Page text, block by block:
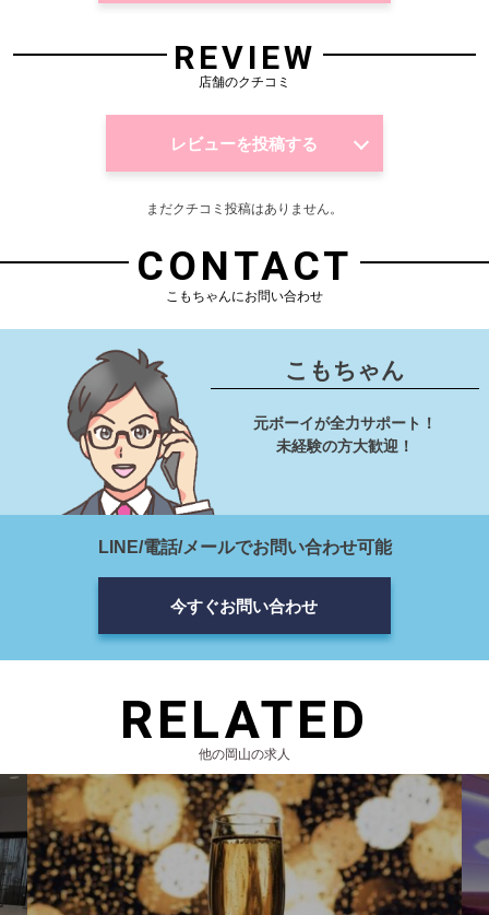
REVIEW
店舗のクチコミ
レビューを投稿する
まだクチコミ投稿はありません。
CONTACT
こもちゃんにお問い合わせ
こもちゃん
元ボーイが全力サポート！
未経験の方大歓迎！
LINE/電話/メールでお問い合わせ可能
今すぐお問い合わせ
RELATED
他の岡山の求人